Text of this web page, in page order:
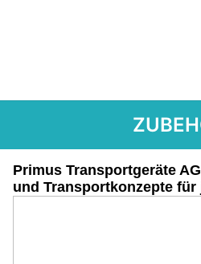
Primus Transportgeräte
und Transportkonzepte für